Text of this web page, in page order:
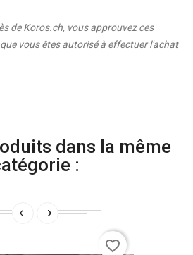
de Koros.ch, vous approuvez ces
vous êtes autorisé à effectuer l'achat
dans la même
:
favorite_border